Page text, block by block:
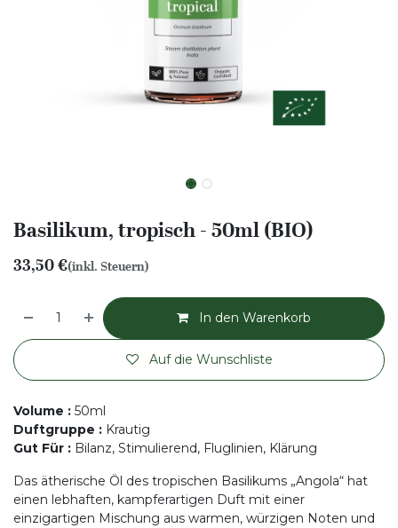
Basilikum, tropisch - 50ml (BIO)
33,50€(inkl. Steuern)
In den Warenkorb
Auf die Wunschliste
Volume : 50ml
Duftgruppe : Krautig
Gut Für : Bilanz, Stimulierend, Fluglinien, Klärung
Das ätherische Öl des tropischen Basilikums „Angola“ hat
einen lebhaften, kampferartigen Duft mit einer
einzigartigen Mischung aus warmen, würzigen Noten und